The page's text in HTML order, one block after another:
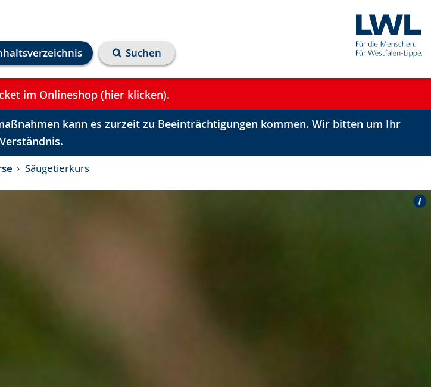
Suchen
im Onlineshop (hier klicken).
kann es zurzeit zu Beeinträchtigungen kommen. Wir bitten um Ihr
Verständnis.
Säugetierkurs